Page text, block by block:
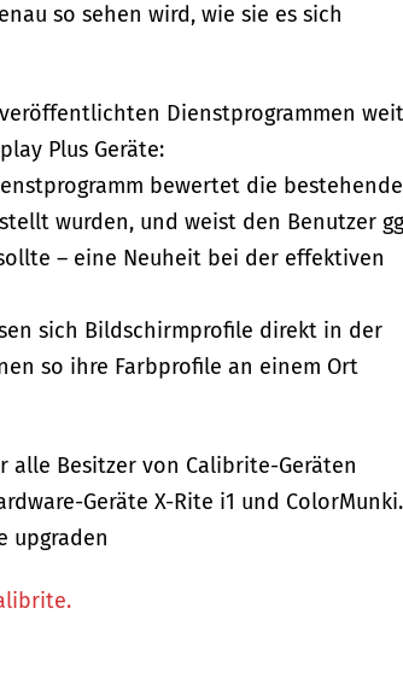
so sehen wird, wie sie es sich
Dienstprogrammen
Plus Geräte:
bewertet die
wurden, und weist den Benutzer
– eine Neuheit bei der effektiven
sich Bildschirmprofile direkt in der
so ihre Farbprofile an einem Ort
Besitzer von Calibrite-Geräten
Geräte X-Rite i1 und
upgraden